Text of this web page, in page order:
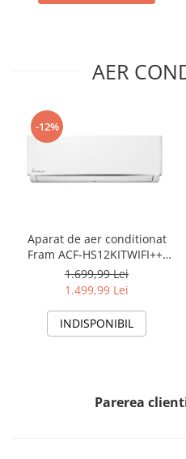
AER
-12%
Aparat de aer conditionat
Fram ACF-HS12KITWIFI++,
12000 BTU, Wifi, Kit
instalare inclus, Functie
Sleep, Clasa A++
1.699,99 Lei
1.499,99 Lei
INDISPONIBIL
Parerea